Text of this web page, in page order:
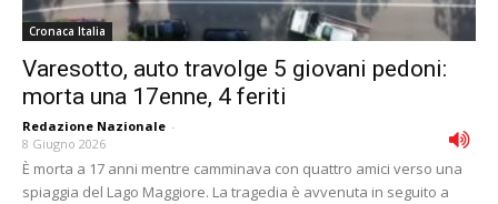
Cronaca Italia
Varesotto, auto travolge 5 giovani pedoni:
morta una 17enne, 4 feriti
Redazione Nazionale -
8 Giugno 2026
È morta a 17 anni mentre camminava con quattro amici verso una
spiaggia del Lago Maggiore. La tragedia è avvenuta in seguito a